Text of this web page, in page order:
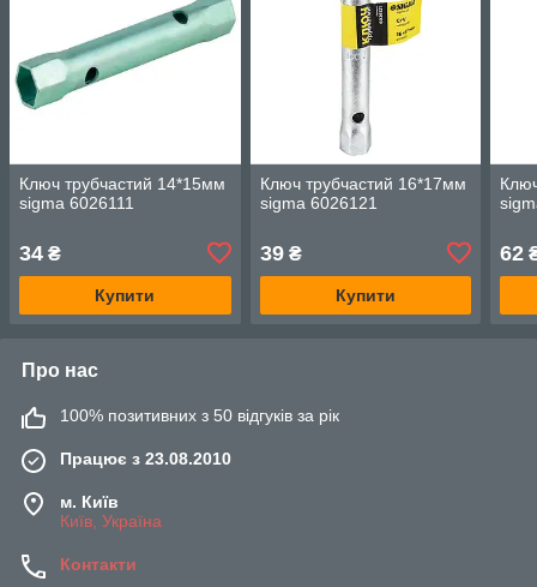
Ключ трубчастий 14*15мм
sigma 6026111
34 ₴
Купити
Ключ трубчастий 16*17мм
sigma 6026121
39₴
Купити
62
Про нас
100% позитивних з 50 відгуків за рік
Працює з 23.08.2010
м. Київ
Київ, Україна
Контакти